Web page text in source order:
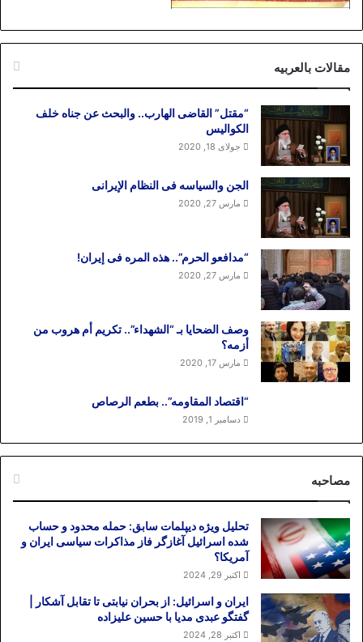
مقالات بالعربیه
“مقتل” القاضی الهارب.. والبحث عن جناه خلف
الکوالیس
جولای 18, 2020
الجن والسیاسه فی النظام اﻹیرانی
مارس 27, 2020
“مدافعو الحرم”.. هذه المره فی إیران!
مارس 27, 2020
وصف الضحایا بـ “الشهداء”.. تکریم أم هروب من
أزمه؟
مارس 17, 2020
“اقتصاد المقاومه”.. بطعم الرصاص
دسامبر 1, 2019
مصاحبه
تحلیل ویژه دیپلمات سابق: حمله محدود و حساب
شده اسرائیل آغازگر فاز مذاکرات سیاسی ایران و
آمریکا؟
اکتبر 29, 2024
ایران و اسرائیل: از بحران نیابتی تا تقابل آشکار |
گفتگو عبدی مدیا با حسین علیزاده
اکتبر 28, 2024